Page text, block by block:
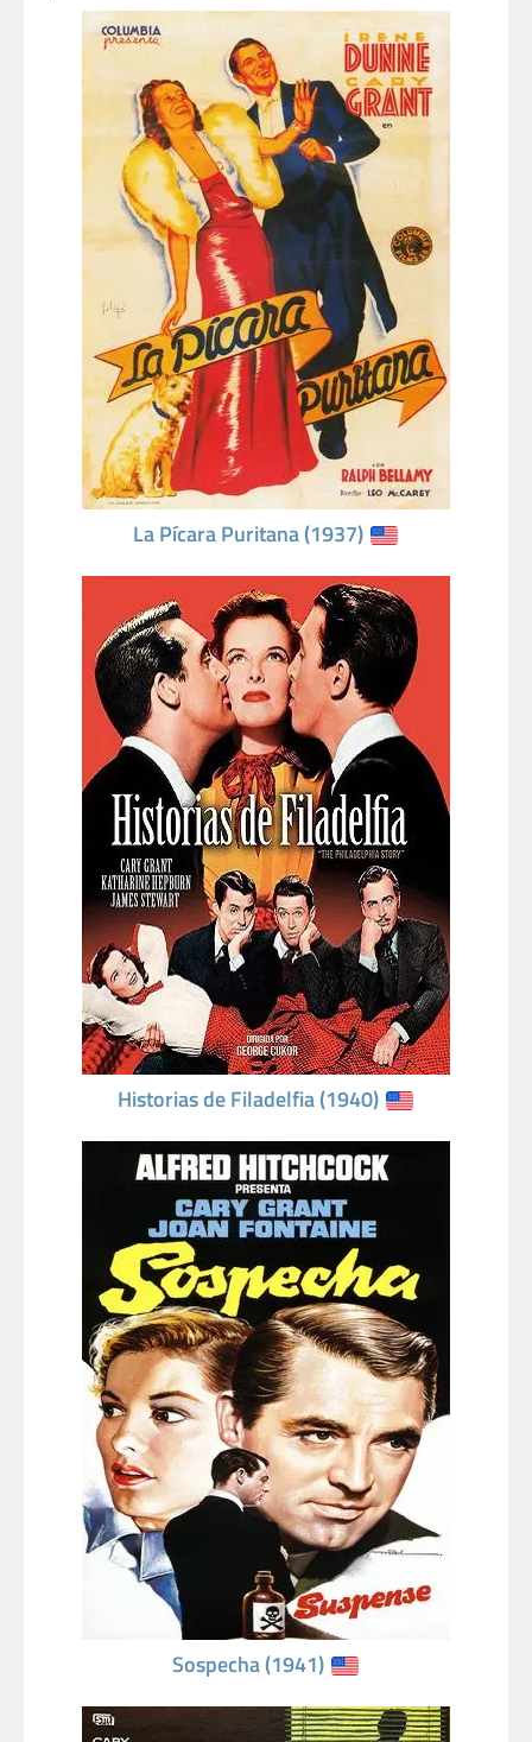
La Pícara Puritana (1937)
Historias de Filadelfia (1940)
Sospecha (1941)